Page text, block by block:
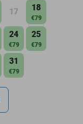
17 18
€79
24
€79
25
€79
31
€79